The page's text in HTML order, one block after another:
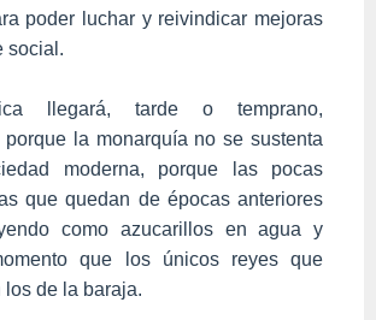
poder luchar y reivindicar mejoras
social.
llegará, tarde o temprano,
porque la monarquía no se sustenta
moderna, porque las pocas
que quedan de épocas anteriores
como azucarillos en agua y
que los únicos reyes que
de la baraja.